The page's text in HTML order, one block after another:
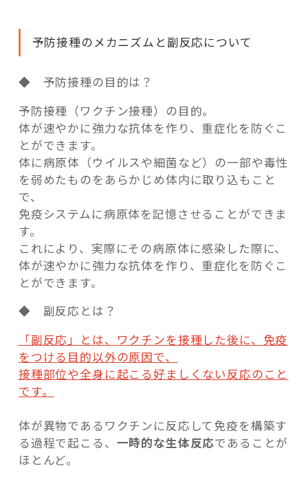
予防接種のメカニズムと副反応について
◆ 予防接種の目的は？
予防接種（ワクチン接種）の目的。
体が速やかに強力な抗体を作り、重症化を防ぐこ
とができます。
体に病原体（ウイルスや細菌など）の一部や毒性
を弱めたものをあらかじめ体内に取り込もこと
で、
免疫システムに病原体を記憶させることができま
す。
これにより、実際にその病原体に感染した際に、
体が速やかに強力な抗体を作り、重症化を防ぐこ
とができます。
◆ 副反応とは？
「副反応」とは、ワクチンを接種した後に、免疫
をつける目的以外の原因で、
接種部位や全身に起こる好ましくない反応のこと
です。
体が異物であるワクチンに反応して免疫を構築す
る過程で起こる、 一時的な生体反応であることが
ほとんど。